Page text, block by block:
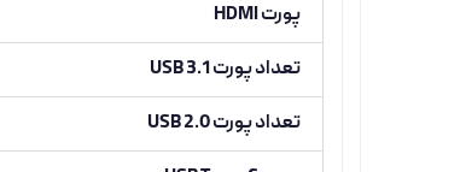
پورت HDMI
تعداد پورت USB 3.1
تعداد پورت USB 2.0